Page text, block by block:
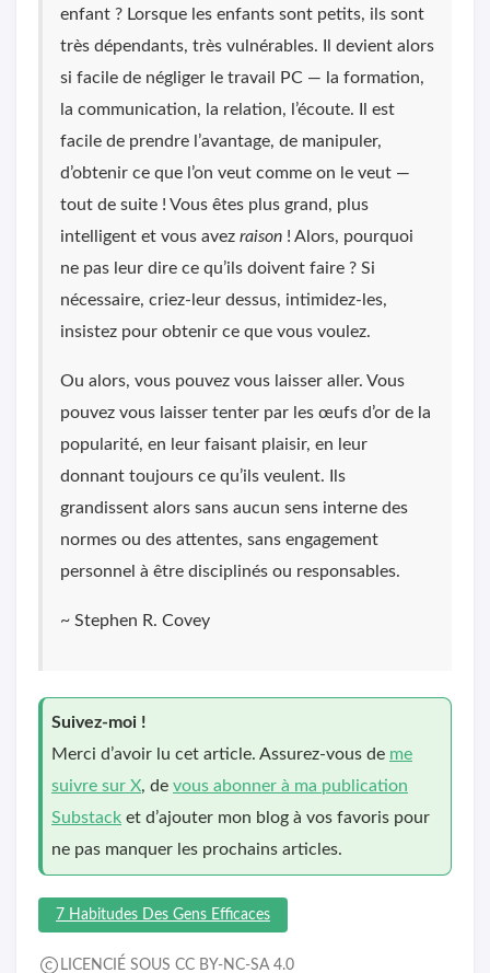
enfant ? Lorsque les enfants sont petits, ils sont
très dépendants, très vulnérables. Il devient alors
si facile de négliger le travail PC — la formation,
la communication, la relation, l’écoute. Il est
facile de prendre l’avantage, de manipuler,
d’obtenir ce que l’on veut comme on le veut —
tout de suite ! Vous êtes plus grand, plus
intelligent et vous avez raison ! Alors, pourquoi
ne pas leur dire ce qu’ils doivent faire ? Si
nécessaire, criez-leur dessus, intimidez-les,
insistez pour obtenir ce que vous voulez.
Ou alors, vous pouvez vous laisser aller. Vous
pouvez vous laisser tenter par les œufs d’or de la
popularité, en leur faisant plaisir, en leur
donnant toujours ce qu’ils veulent. Ils
grandissent alors sans aucun sens interne des
normes ou des attentes, sans engagement
personnel à être disciplinés ou responsables.
~ Stephen R. Covey
Suivez-moi !
Merci d’avoir lu cet article. Assurez-vous de me
suivre sur X, de vous abonner à ma publication
Substack et d’ajouter mon blog à vos favoris pour
ne pas manquer les prochains articles.
7 Habitudes Des Gens Efficaces
LICENCIÉ SOUS CC BY-NC-SA 4.0